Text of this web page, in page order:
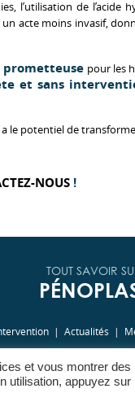
l’utilisation de l’acide
acte moins invasif,
pour les
et sans
le potentiel de
NOUS !
TOUT SAVOIR
Actualités
Copyright ©
et vous montrer
utilisation, appuyez sur